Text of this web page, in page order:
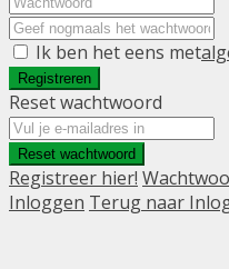
Ik ben het eens met
Registreren
Reset wachtwoord
Reset wachtwoord
Registreer hier!
Inloggen Terug naar